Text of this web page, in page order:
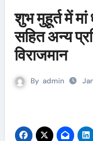
शुभ मुहूर्त में मां
सहित अन्य
विराजमान
By admin